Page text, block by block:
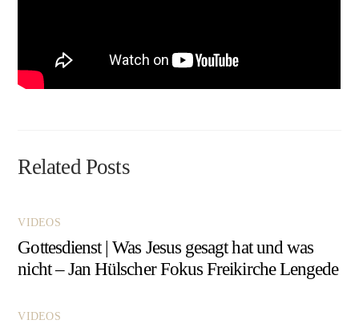
Related Posts
VIDEOS
Gottesdienst | Was Jesus gesagt hat und was
nicht – Jan Hülscher Fokus Freikirche Lengede
VIDEOS